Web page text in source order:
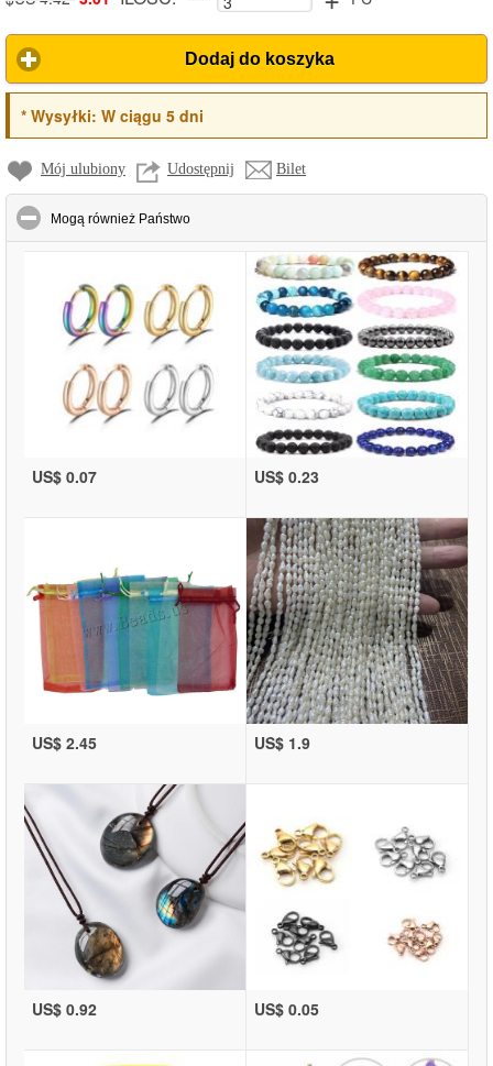
Dodaj do koszyka
*Wysyłki: W ciągu 5 dni
Mój ulubiony Udostępnij Bilet
Mogą również Państwo
US$ 0.07 US$ 0.23
US$ 2.45 US$ 1.9
US$ 0.92 US$ 0.05